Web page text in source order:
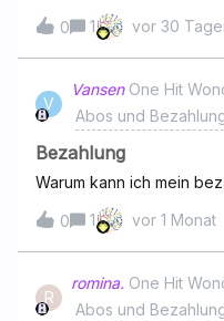
falsche zu. Ich muss das
vorgehen. Danke vorab.
ckchain@freenet.de
0 1 vor 30
V
Vansen One Hit
Abos und
Bezahlung
Warum kann ich mein
0 1 vor 1 Monat
R
romina. One Hit
Abos und